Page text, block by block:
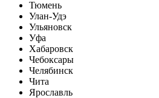
Тюмень
Улан-Удэ
Ульяновск
Уфа
Хабаровск
Чебоксары
Челябинск
Чита
Ярославль